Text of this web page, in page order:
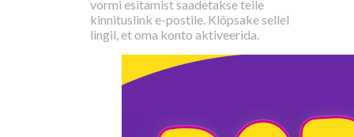
vormi esitamist saadetakse teile
kinnituslink e-postile. Klõpsake sellel
lingil, et oma konto aktiveerida.